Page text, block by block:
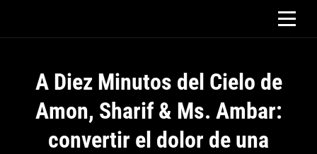
A Diez Minutos del Cielo de
Amon, Sharif & Ms. Ambar:
convertir el dolor de una